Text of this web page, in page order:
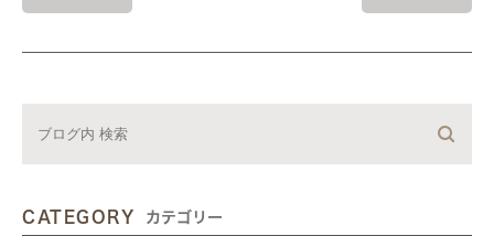
CATEGORY カテゴリー